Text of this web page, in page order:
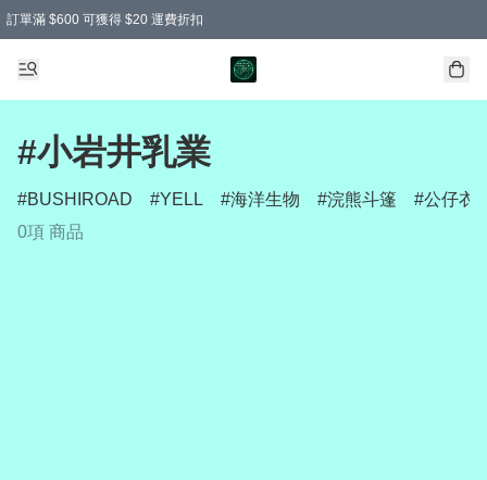
訂單滿 $600 可獲得 $20 運費折扣
#小岩井乳業
BUSHIROAD YELL 海洋生物 浣熊斗篷
公仔衣
0項 商品